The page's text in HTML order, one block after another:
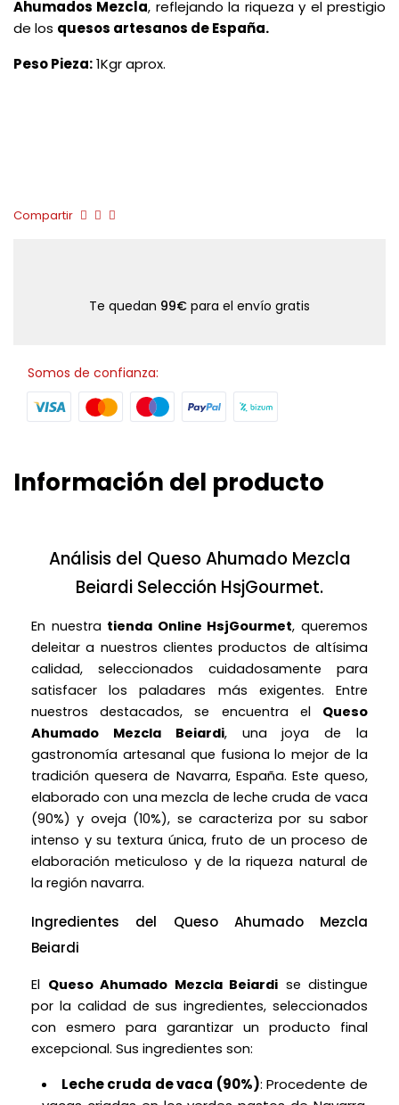
Ahumados Mezcla, reflejando la riqueza y el prestigio
de los quesos artesanos de España.
Peso Pieza:1Kgr aprox.
Compartir
Te quedan 99€ para el envío gratis
Somos de confianza:
Información del producto
Análisis del Queso Ahumado Mezcla
Beiardi Selección HsjGourmet.
En nuestra tienda Online HsjGourmet, queremos
deleitar a nuestros clientes productos de altísima
calidad, seleccionados cuidadosamente para
satisfacer los paladares más exigentes. Entre
nuestros destacados, se encuentra el Queso
Ahumado Mezcla Beiardi, una joya de la
gastronomía artesanal que fusiona lo mejor de la
tradición quesera de Navarra, España. Este queso,
elaborado con una mezcla de leche cruda de vaca
(90%) y oveja (10%), se caracteriza por su sabor
intenso y su textura única, fruto de un proceso de
elaboración meticuloso y de la riqueza natural de
la región navarra.
Ingredientes del Queso Ahumado Mezcla
Beiardi
El Queso Ahumado Mezcla Beiardi se distingue
por la calidad de sus ingredientes, seleccionados
con esmero para garantizar un producto final
excepcional. Sus ingredientes son:
Leche cruda de vaca (90%): Procedente de